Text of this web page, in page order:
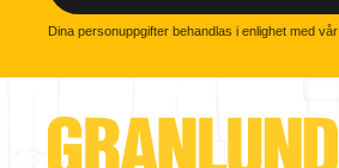
Dina personuppgifter behandlas i enlighet med vår